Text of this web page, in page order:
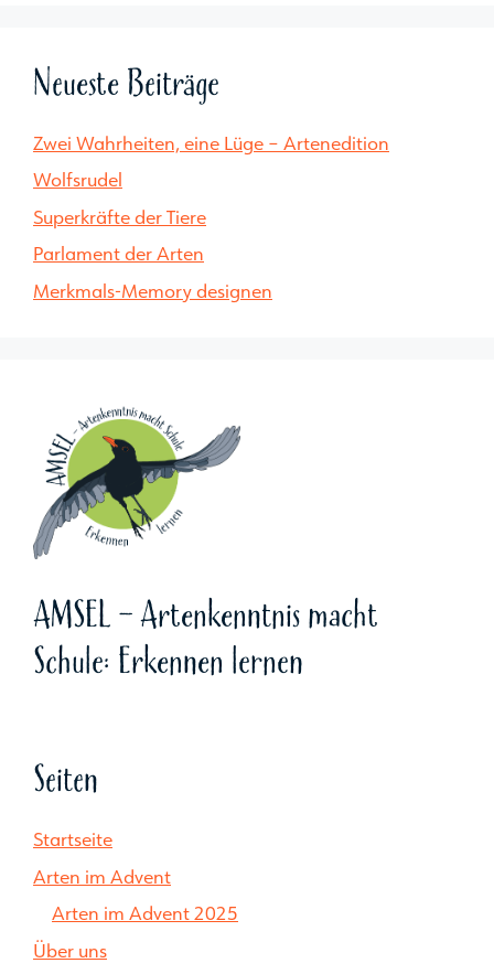
Neueste Beiträge
Zwei Wahrheiten, eine Lüge – Artenedition
Wolfsrudel
Superkräfte der Tiere
Parlament der Arten
Merkmals-Memory designen
AMSEL - Artenkenntnis macht
Schule: Erkennen lernen
Seiten
Startseite
Arten im Advent
Arten im Advent 2025
Über uns